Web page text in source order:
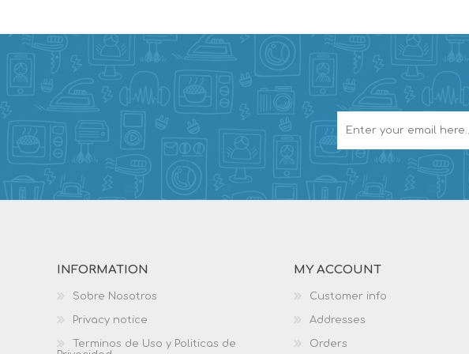
INFORMATION
Sobre Nosotros
Privacy notice
Terminos de Uso y Politicas de
MY ACCOUNT
Customer info
Addresses
Orders